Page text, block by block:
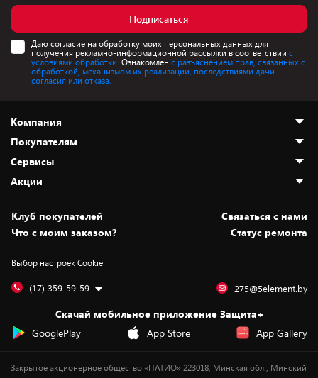
Подписаться
Даю согласие на обработку моих персональных данных для
получения рекламно-информационной рассылки в соответствии с
условиями обработки. Ознакомлен с разъяснением прав, связанных с
обработкой, механизмом их реализации, последствиями дачи
согласия или отказа.
Компания
О нас
Адреса магазинов
Новости
Статьи и обзоры
Вакансии
Дай пять добру!
Покупателям
Как сделать заказ
Оплата и доставка
Безналичный расчёт
Обмен и возврат товара
Обработка персональных данных
Подарочные карты
Сервисы
Установка техники
Для игровых консолей
Для мобильных устройств
Для компьютеров
Сервисные центры
Акции
Скидки и промокоды
Белорусские товары
Бонусы
Оплата частями
Новинки
Клуб покупателей
Cвязаться с нами
Что с моим заказом?
Статус ремонта
Выбор настроек Cookie
(17) 359-59-59 275@5element.by
Скачай мобильное приложение Защита+
GooglePlay
App Store App Gallery
Закрытое акционерное общество «ПАТИО» 223018, Минская обл., Минский